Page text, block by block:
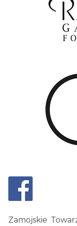
Zamojskie